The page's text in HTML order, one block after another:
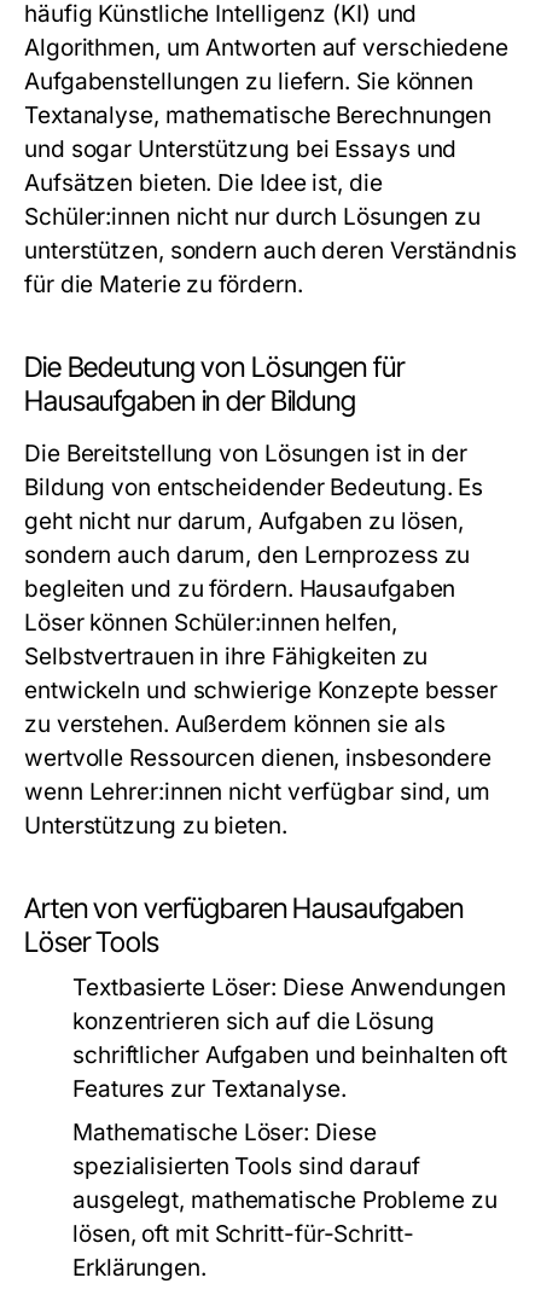
häufig Künstliche Intelligenz (KI) und
Algorithmen, um Antworten auf verschiedene
Aufgabenstellungen zu liefern. Sie können
Textanalyse, mathematische Berechnungen
und sogar Unterstützung bei Essays und
Aufsätzen bieten. Die Idee ist, die
Schüler:innen nicht nur durch Lösungen zu
unterstützen, sondern auch deren Verständnis
für die Materie zu fördern.
Die Bedeutung von Lösungen für
Hausaufgaben in der Bildung
Die Bereitstellung von Lösungen ist in der
Bildung von entscheidender Bedeutung. Es
geht nicht nur darum, Aufgaben zu lösen,
sondern auch darum, den Lernprozess zu
begleiten und zu fördern. Hausaufgaben
Löser können Schüler:innen helfen,
Selbstvertrauen in ihre Fähigkeiten zu
entwickeln und schwierige Konzepte besser
zu verstehen. Außerdem können sie als
wertvolle Ressourcen dienen, insbesondere
wenn Lehrer:innen nicht verfügbar sind, um
Unterstützung zu bieten.
Arten von verfügbaren Hausaufgaben
Löser Tools
Textbasierte Löser: Diese Anwendungen
konzentrieren sich auf die Lösung
schriftlicher Aufgaben und beinhalten oft
Features zur Textanalyse.
Mathematische Löser: Diese
spezialisierten Tools sind darauf
ausgelegt, mathematische Probleme zu
lösen, oft mit Schritt-für-Schritt-
Erklärungen.